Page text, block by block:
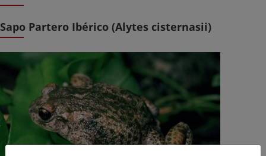
Sapo Partero Ibérico (Alytes cisternasii)